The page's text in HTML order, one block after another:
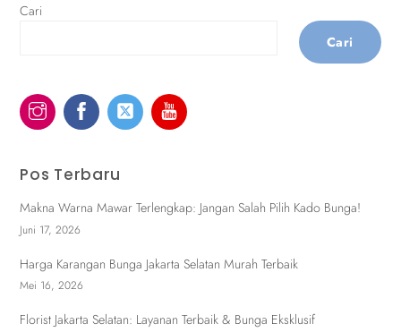
Cari
Cari
Pos Terbaru
Makna Warna Mawar Terlengkap: Jangan Salah Pilih Kado Bunga!
Juni 17, 2026
Harga Karangan Bunga Jakarta Selatan Murah Terbaik
Mei 16, 2026
Florist Jakarta Selatan: Layanan Terbaik & Bunga Eksklusif